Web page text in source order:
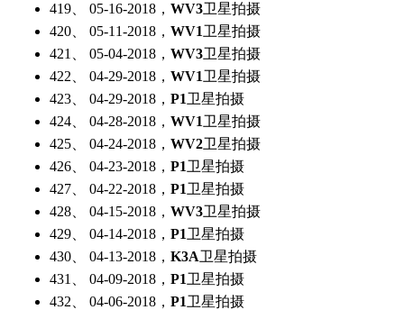
419、 05-16-2018， WV3卫星拍摄
420、 05-11-2018， WV1卫星拍摄
421、 05-04-2018， WV3卫星拍摄
422、 04-29-2018， WV1卫星拍摄
423、 04-29-2018， P1卫星拍摄
424、 04-28-2018， WV1卫星拍摄
425、 04-24-2018， WV2卫星拍摄
426、 04-23-2018， P1卫星拍摄
427、 04-22-2018， P1卫星拍摄
428、 04-15-2018， WV3卫星拍摄
429、 04-14-2018， P1卫星拍摄
430、 04-13-2018， K3A卫星拍摄
431、 04-09-2018， P1卫星拍摄
432、 04-06-2018， P1卫星拍摄